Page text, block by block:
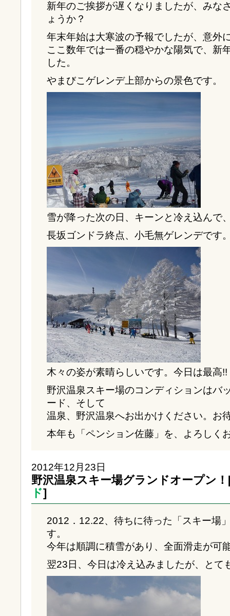
新年のご挨拶が遅くなりましたが、みな
ょうか？
年末年始は大寒波の予報でしたが、意外
ここ数年では一番の穏やかな陽気で、新
した。
やまびこゲレンデ上部からの景色です。
雪が降った次の日、キーンと冷え込んで
長坂ゴンドラ終点、小毛無ゲレンデです
木々の姿が素晴らしいです。今日は最高!!
野沢温泉スキー場のコンディションはバ
ード、そして
温泉、野沢温泉へお出かけください。お
本年も「ペンション佐藤」を、よろしく
2012年12月23日
野沢温泉スキー場グランドオープン
ド]
2012．12.22、待ちに待った「スキー場
す。
今年は順調に積雪があり、全面滑走が可
翌23日、今日は冷え込みましたが、とて